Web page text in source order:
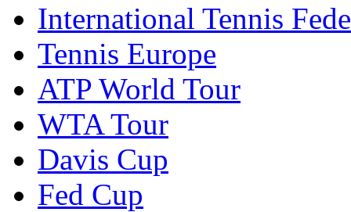
International Tennis
Tennis Europe
ATP World Tour
WTA Tour
Davis Cup
Fed Cup